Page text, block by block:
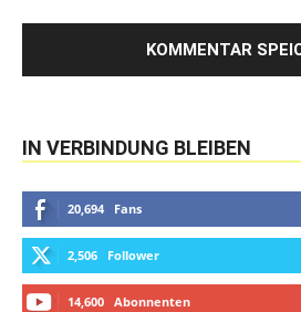
IN VERBINDUNG BLEIBEN
20,694 Fans
2,506 Follower
14,600 Abonnenten